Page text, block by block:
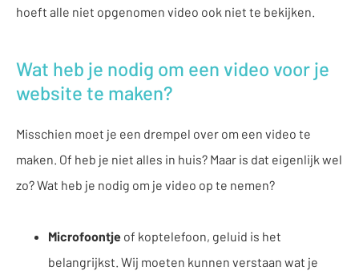
hoeft alle niet opgenomen video ook niet te bekijken.
Wat heb je nodig om een video voor je
website te maken?
Misschien moet je een drempel over om een video te
maken. Of heb je niet alles in huis? Maar is dat eigenlijk wel
zo? Wat heb je nodig om je video op te nemen?
Microfoontje of koptelefoon, geluid is het
belangrijkst. Wij moeten kunnen verstaan wat je